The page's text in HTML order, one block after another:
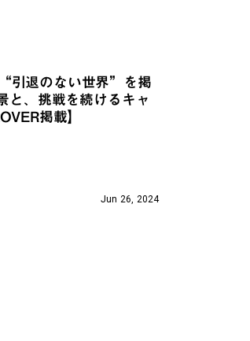
引退のない世界”を掲
、挑戦を続けるキャ
掲載】
Jun 26, 2024